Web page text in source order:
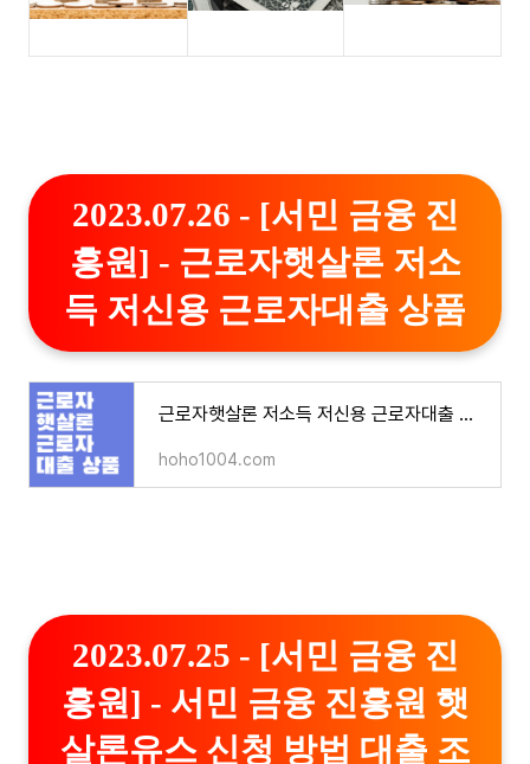
2023.07.26 - [서민 금융 진
흥원] - 근로자햇살론 저소
득 저신용 근로자대출 상품
근로자햇살론 저소득 저신용 근로자대출 상품
hoho1004.com
2023.07.25 - [서민 금융 진
흥원] - 서민 금융 진흥원 햇
살론유스 신청 방법 대출 조